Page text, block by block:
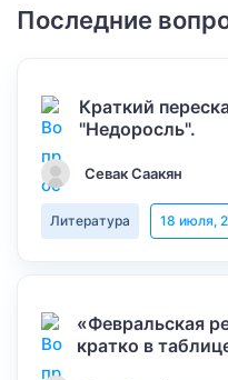
Последние
Краткий
"Недоросль".
Севак Саакян
Литература 18 июля,
«Февральская
кратко в